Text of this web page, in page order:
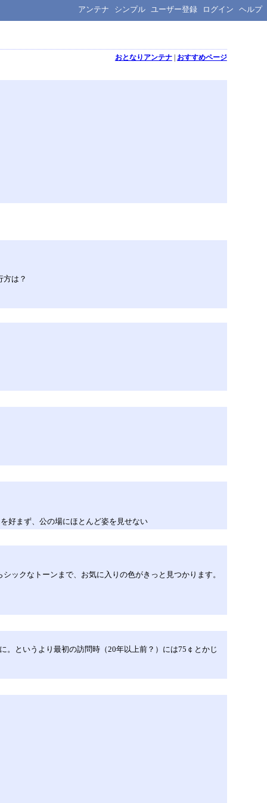
アンテナ シンプル ユーザー登録 ログイン ヘルプ
おとなりアンテナ| おすすめページ
は？
好まず、公の場にほとんど姿を見せない
ックなトーンまで、お気に入りの色がきっと見つかります。
。というより最初の訪問時（20年以上前？）には75￠とかじ